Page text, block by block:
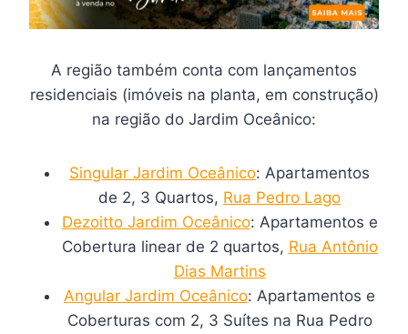
A região também conta com lançamentos
residenciais (imóveis na planta, em construção)
na região do Jardim Oceânico:
Singular Jardim Oceânico: Apartamentos
de 2, 3 Quartos, Rua Pedro Lago
Dezoitto Jardim Oceânico: Apartamentos e
Cobertura linear de 2 quartos, Rua Antônio
Dias Martins
Angular Jardim Oceânico: Apartamentos e
Coberturas com 2, 3 Suítes na Rua Pedro